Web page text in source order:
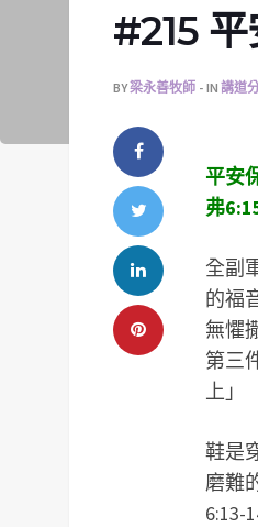
#215
BY梁永善牧師 IN 講道
平安
弗
全副
的福
無懼
第三
上」
鞋是
磨難
6:13-